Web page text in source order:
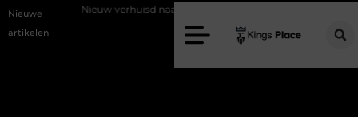
Nieuwe
artikelen
verhuisd naar Laren? Waarom het vervangen van je sloten een